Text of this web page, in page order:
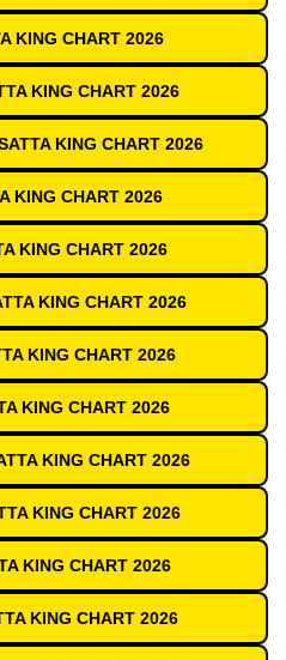
KING CHART 2026
KING CHART 2026
KING CHART 2026
KING CHART 2026
KING CHART 2026
KING CHART 2026
KING CHART 2026
KING CHART 2026
KING CHART 2026
KING CHART 2026
KING CHART 2026
KING CHART 2026